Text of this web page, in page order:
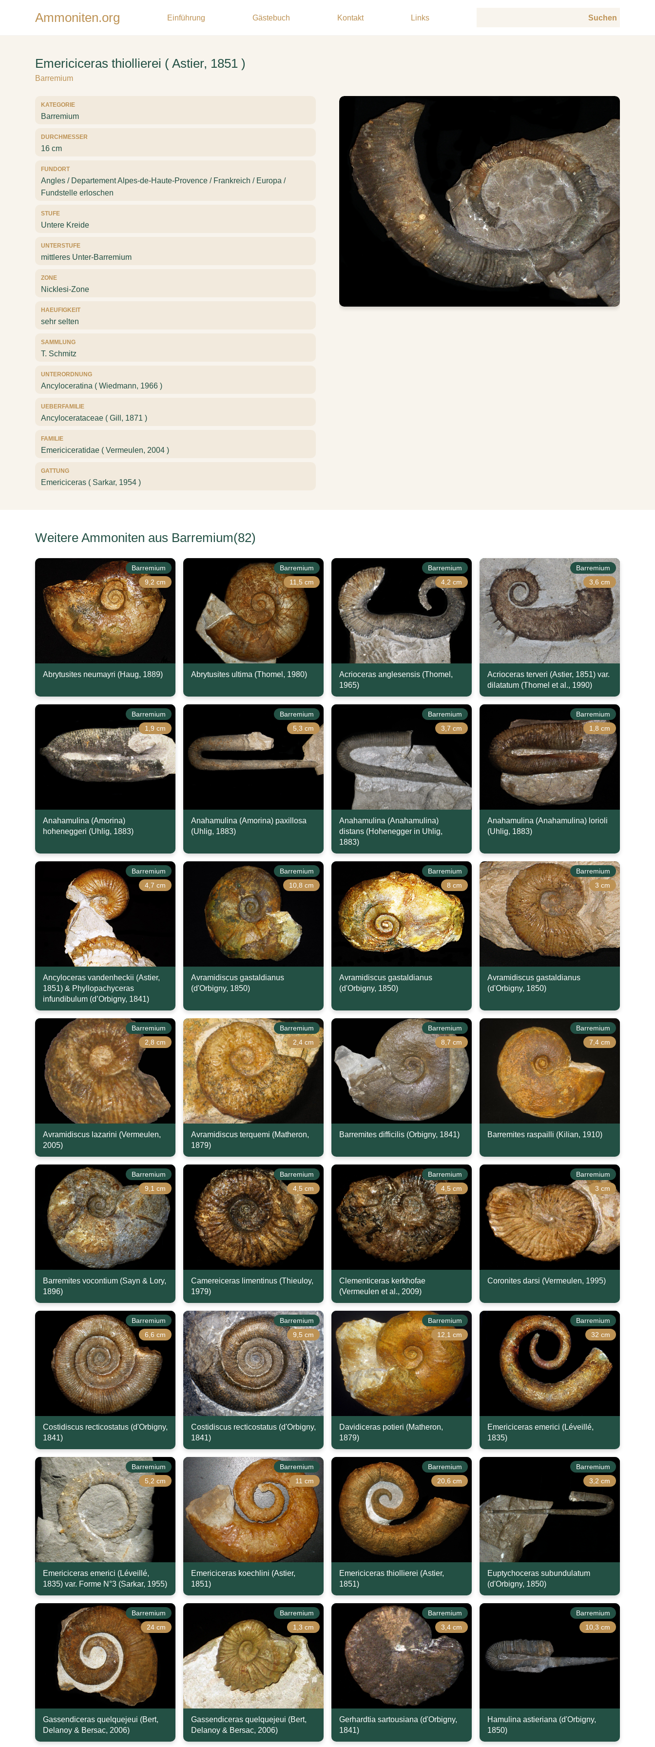
Ammoniten.org Einführung Gästebuch Kontakt Links
Emericiceras thiollierei ( Astier, 1851 )
Barremium
KATEGORIE
Barremium
DURCHMESSER
16 cm
FUNDORT
Angles / Departement Alpes-de-Haute-Provence / Frankreich / Europa /
Fundstelle erloschen
STUFE
Untere Kreide
UNTERSTUFE
mittleres Unter-Barremium
ZONE
Nicklesi-Zone
HAEUFIGKEIT
sehr selten
SAMMLUNG
T. Schmitz
UNTERORDNUNG
Ancyloceratina ( Wiedmann, 1966 )
UEBERFAMILIE
Ancylocerataceae ( Gill, 1871 )
FAMILIE
Emericiceratidae ( Vermeulen, 2004 )
GATTUNG
Emericiceras ( Sarkar, 1954 )
Weitere Ammoniten aus Barremium(82)
Barremium
9,2 cm
Abrytusites neumayri (Haug, 1889)
Barremium
11,5 cm
Abrytusites ultima (Thomel, 1980)
Barremium
4,2 cm
Acrioceras anglesensis (Thomel,
1965)
Barremium
3,6 cm
Acrioceras terveri (Astier, 1851) var.
dilatatum (Thomel et al., 1990)
Barremium
1,9 cm
Anahamulina (Amorina)
hoheneggeri (Uhlig, 1883)
Barremium
5,3 cm
Anahamulina (Amorina) paxillosa
(Uhlig, 1883)
Barremium
3,7 cm
Anahamulina (Anahamulina)
distans (Hohenegger in Uhlig,
1883)
Barremium
1,8 cm
Anahamulina (Anahamulina) lorioli
(Uhlig, 1883)
Barremium
4,7 cm
Ancyloceras vandenheckii (Astier,
1851) & Phyllopachyceras
infundibulum (d’Orbigny, 1841)
Barremium
10,8 cm
Avramidiscus gastaldianus
(d'Orbigny, 1850)
Barremium
8 cm
Avramidiscus gastaldianus
(d'Orbigny, 1850)
Barremium
3 cm
Avramidiscus gastaldianus
(d'Orbigny, 1850)
Barremium
2,8 cm
Avramidiscus lazarini (Vermeulen,
2005)
Barremium
2,4 cm
Avramidiscus terquemi (Matheron,
1879)
Barremium
8,7 cm
Barremites difficilis (Orbigny, 1841)
Barremium
7,4 cm
Barremites raspailli (Kilian, 1910)
Barremium
9,1 cm
Barremites vocontium (Sayn & Lory,
1896)
Barremium
4,5 cm
Camereiceras limentinus (Thieuloy,
1979)
Barremium
4,5 cm
Clementiceras kerkhofae
(Vermeulen et al., 2009)
Barremium
3 cm
Coronites darsi (Vermeulen, 1995)
Barremium
6,6 cm
Costidiscus recticostatus (d'Orbigny,
1841)
Barremium
9,5 cm
Costidiscus recticostatus (d'Orbigny,
1841)
Barremium
12,1 cm
Davidiceras potieri (Matheron,
1879)
Barremium
32 cm
Emericiceras emerici (Léveillé,
1835)
Barremium
5,2 cm
Emericiceras emerici (Léveillé,
1835) var. Forme N°3 (Sarkar, 1955)
Barremium
11 cm
Emericiceras koechlini (Astier,
1851)
Barremium
20,6 cm
Emericiceras thiollierei (Astier,
1851)
Barremium
3,2 cm
Euptychoceras subundulatum
(d'Orbigny, 1850)
Barremium
24 cm
Gassendiceras quelquejeui (Bert,
Delanoy & Bersac, 2006)
Barremium
1,3 cm
Gassendiceras quelquejeui (Bert,
Delanoy & Bersac, 2006)
Barremium
3,4 cm
Gerhardtia sartousiana (d'Orbigny,
1841)
Barremium
10,3 cm
Hamulina astieriana (d'Orbigny,
1850)